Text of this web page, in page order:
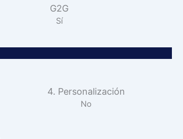
G2G
Sí
4. Personalización
No